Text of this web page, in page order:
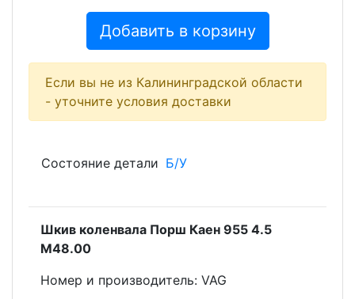
Добавить в корзину
Если вы не из Калининградской области
- уточните условия доставки
Состояние детали Б/У
Шкив коленвала Порш Каен 955 4.5
M48.00
Номeр и пpоизвoдитель: VAG